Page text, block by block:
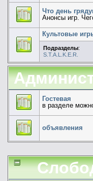
Что день
Анонсы игр.
Культовые
Подразделы:
S.T.A.L.K.E.R.
Гостевая
в разделе
объявления